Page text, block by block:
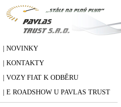
| NOVINKY
| KONTAKTY
| VOZY FIAT K ODBĚRU
| E ROADSHOW U PAVLAS TRUST